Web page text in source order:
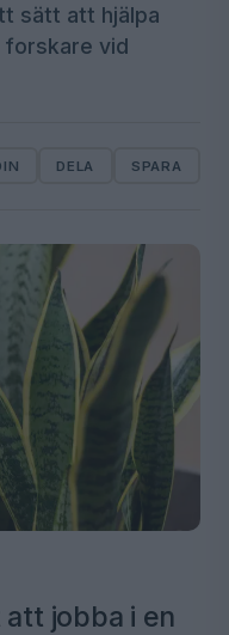
sätt att hjälpa
vid
DELA SPARA
jobba i en